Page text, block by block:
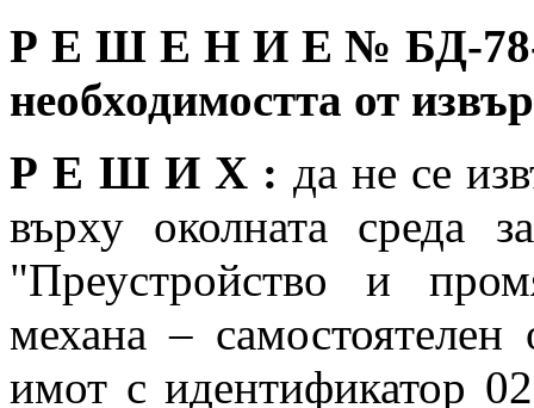
Р Е Ш Е Н И Е № БД-
необходимостта от
Р Е Ш И Х : да не се
върху околната среда
"Преустройство и
механа – самостоятелен
имот с идентификатор